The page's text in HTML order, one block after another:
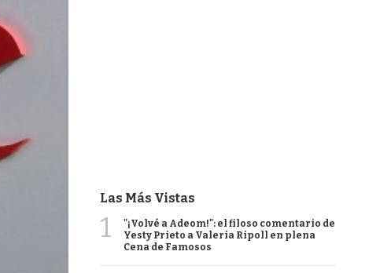
Las Más Vistas
1
"¡Volvé a Adeom!": el filoso comentario de
Yesty Prieto a Valeria Ripoll en plena
Cena de Famosos